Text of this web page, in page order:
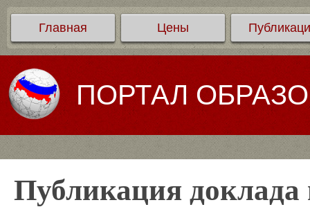
Главная Цены
ПОРТАЛ
Публикация доклада